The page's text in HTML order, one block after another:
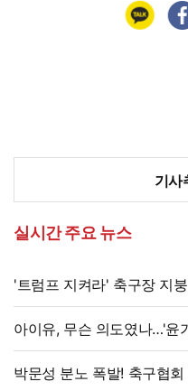
기사
실시간 주요 뉴스
'트럼프 지켜라' 축구장 지
결승전 비화
아이유, 무슨 의도였나…'윤
의견분분
박문성 분노 폭발! 축구협